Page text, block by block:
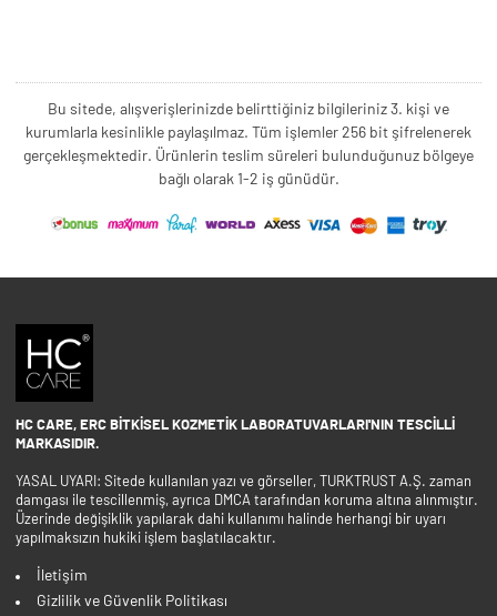
Bu sitede, alışverişlerinizde belirttiğiniz bilgileriniz 3. kişi ve
kurumlarla kesinlikle paylaşılmaz. Tüm işlemler 256 bit şifrelenerek
gerçekleşmektedir. Ürünlerin teslim süreleri bulunduğunuz bölgeye
bağlı olarak 1-2 iş günüdür.
HC CARE, ERC BITKISEL KOZMETIK LABORATUVARLARI'NIN TESCILLI
MARKASIDIR.
YASAL UYARI: Sitede kullanılan yazı ve görseller, TURKTRUST A.Ş. zaman
damgası ile tescillenmiş, ayrıca DMCA tarafından koruma altına alınmıştır.
Üzerinde değişiklik yapılarak dahi kullanımı halinde herhangi bir uyarı
yapılmaksızın hukiki işlem başlatılacaktır.
İletişim
Gizlilik ve Güvenlik Politikası